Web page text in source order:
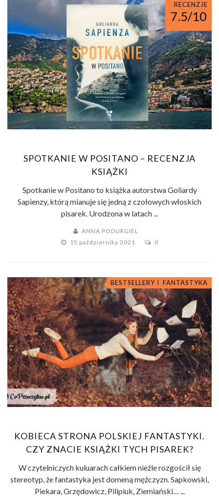
RECENZJE
7.5/10
SPOTKANIE W POSITANO – RECENZJA
KSIĄŻKI
Spotkanie w Positano to książka autorstwa Goliardy
Sapienzy, którą mianuje się jedną z czołowych włoskich
pisarek. Urodzona w latach ...
ANNA PODURGIEL
15 października 2021
0
BESTSELLERY I ZESTAWIENIA
FANTASTYKA
KOBIECA STRONA POLSKIEJ FANTASTYKI.
CZY ZNACIE KSIĄŻKI TYCH PISAREK?
W czytelniczych kuluarach całkiem nieźle rozgościł się
stereotyp, że fantastyka jest domeną mężczyzn. Sapkowski,
Piekara, Grzędowicz, Pilipiuk, Ziemiański… ...